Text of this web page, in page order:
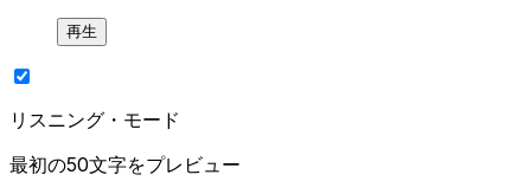
再生
リスニング・モード
最初の50文字をプレビュー